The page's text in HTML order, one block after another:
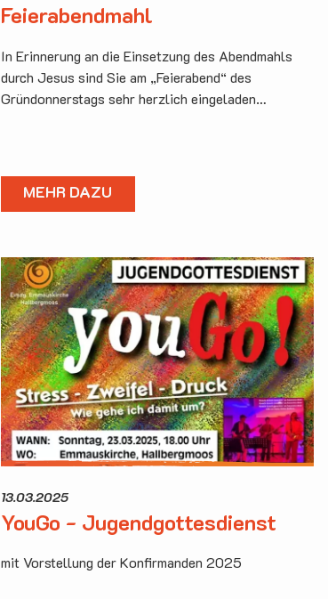
Feierabendmahl
In Erinnerung an die Einsetzung des Abendmahls
durch Jesus sind Sie am „Feierabend“ des
Gründonnerstags sehr herzlich eingeladen…
MEHR DAZU
13.03.2025
YouGo - Jugendgottesdienst
mit Vorstellung der Konfirmanden 2025